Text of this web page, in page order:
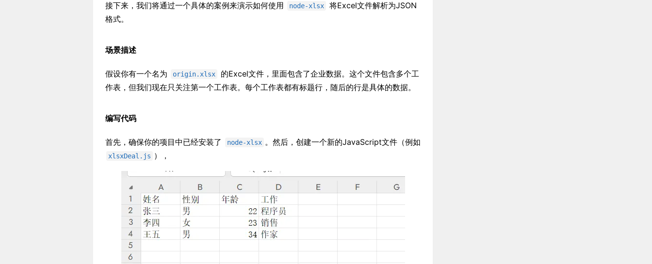
接下来，我们将通过一个具体的案例来演示如何使用 node-xlsx
将Excel文件解析为JSON
格式。
场景描述
假设你有一个名为 origin.xlsx
的Excel文件，里面包含了企业数据。这个文件包含多个工
作表，但我们现在只关注第一个工作表。每个工作表都有标题行，随后的行是具体的数据。
编写代码
首先，确保你的项目中已经安装了 node-xlsx 。然后，创建一个新的JavaScript文件（例如
xlsxDeal.js ），